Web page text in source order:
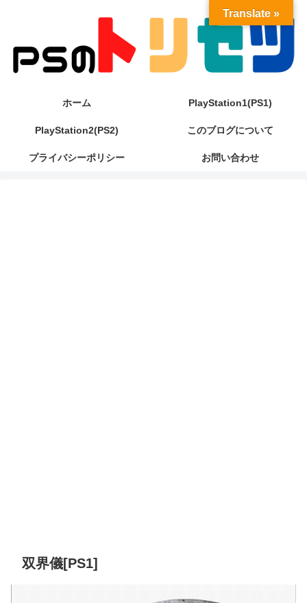
ホーム PlayStation1(PS1)
PlayStation2(PS2) このブログについて
プライバシーポリシー お問い合わせ
双界儀[PS1]
Translate »